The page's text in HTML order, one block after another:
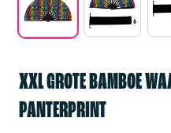
XXL GROTE BAMBOE
PANTERPRINT